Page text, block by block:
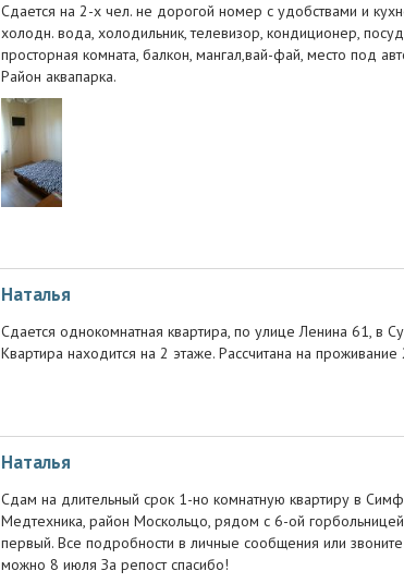
Сдается на 2-х чел. не дорогой номер с удобствами и
холодн. вода, холодильник, телевизор, кондиционер,
просторная комната, балкон, мангал,вай-фай, место под
Район аквапарка.
Наталья
Сдается однокомнатная квартира, по улице Ленина 61, в
Квартира находится на 2 этаже. Рассчитана на
Наталья
Сдам на длительный срок 1-но комнатную квартиру в
Медтехника, район Москольцо, рядом с 6-ой горбольницей,
первый. Все подробности в личные сообщения или звоните
можно 8 июля За репост спасибо!